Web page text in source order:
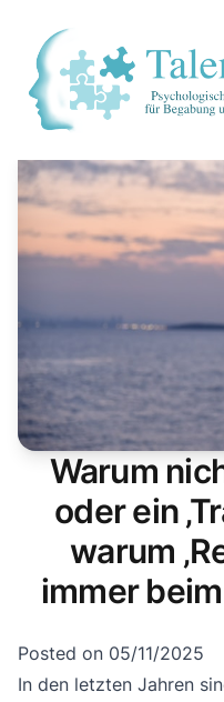
Warum
oder ein
warum
immer
Posted on 05/11/2025
In den letzten Jahren